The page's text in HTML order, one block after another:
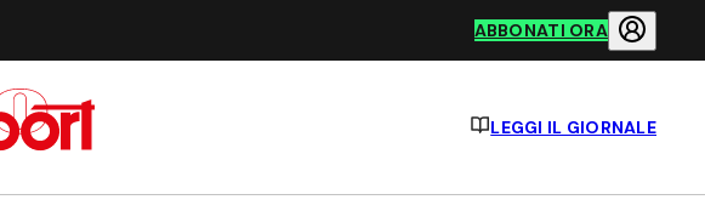
ABBONATI ORA
LEGGI IL GIORNALE